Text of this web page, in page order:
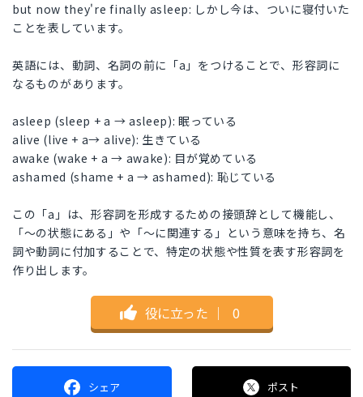
but now they're finally asleep: しかし今は、ついに寝付いた
ことを表しています。
英語には、動詞、名詞の前に「a」をつけることで、形容詞に
なるものがあります。
asleep (sleep + a → asleep): 眠っている
alive (live + a→ alive): 生きている
awake (wake + a → awake): 目が覚めている
ashamed (shame + a → ashamed): 恥じている
この「a」は、形容詞を形成するための接頭辞として機能し、
「〜の状態にある」や「〜に関連する」という意味を持ち、名
詞や動詞に付加することで、特定の状態や性質を表す形容詞を
作り出します。
役に立った ｜ 0
シェア ポスト